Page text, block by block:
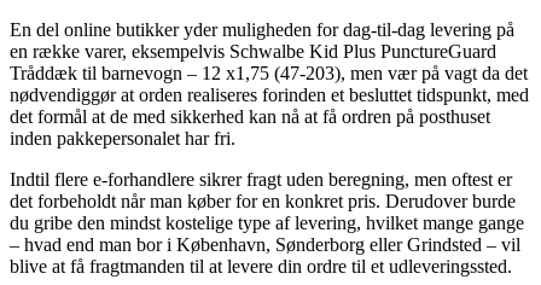
En del online butikker yder muligheden for dag-til-dag levering på
en række varer, eksempelvis Schwalbe Kid Plus PunctureGuard
Tråddæk til barnevogn – 12 x1,75 (47-203), men vær på vagt da det
nødvendiggør at orden realiseres forinden et besluttet tidspunkt, med
det formål at de med sikkerhed kan nå at få ordren på posthuset
inden pakkepersonalet har fri.
Indtil flere e-forhandlere sikrer fragt uden beregning, men oftest er
det forbeholdt når man køber for en konkret pris. Derudover burde
du gribe den mindst kostelige type af levering, hvilket mange gange
– hvad end man bor i København, Sønderborg eller Grindsted – vil
blive at få fragtmanden til at levere din ordre til et udleveringssted.